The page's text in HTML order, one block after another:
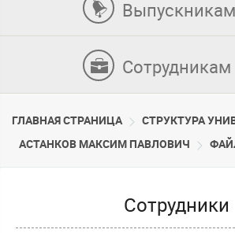
Выпускникам
Сотрудникам
ГЛАВНАЯ СТРАНИЦА
CТРУКТУРА
АСТАНКОВ МАКСИМ ПАВЛОВИЧ
Сотрудники